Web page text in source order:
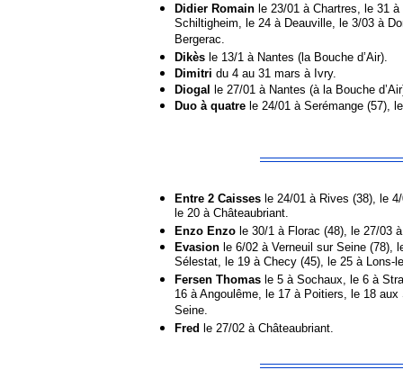
Didier Romain le 23/01 à Chartres, le 31
Schiltigheim, le 24 à Deauville, le 3/03 à
Bergerac.
Dikès le 13/1 à Nantes (la Bouche d’Air).
Dimitri du 4 au 31 mars à Ivry.
Diogal
le 27/01 à Nantes (à la Bouche
Duo à quatre le 24/01 à Serémange (57),
Entre 2 Caisses le 24/01 à Rives (38), le
le 20 à Châteaubriant.
Enzo Enzo le 30/1 à Florac (48), le 27/03
Evasion le 6/02 à Verneuil sur Seine (78),
Sélestat, le 19 à Checy (45), le 25 à Lons-
Fersen Thomas le 5 à Sochaux, le 6 à
16 à Angoulême, le 17 à Poitiers, le 18
Seine.
Fred le 27/02 à Châteaubriant.